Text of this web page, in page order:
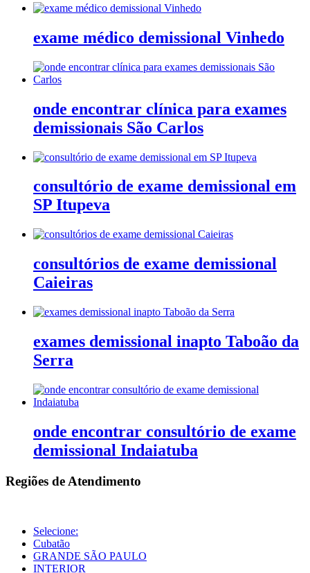
exame médico demissional Vinhedo
onde encontrar clínica para exames
demissionais São Carlos
consultório de exame demissional em
SP Itupeva
consultórios de exame demissional
Caieiras
exames demissional inapto Taboão da
Serra
onde encontrar consultório de exame
demissional Indaiatuba
Regiões de Atendimento
Selecione:
Cubatão
GRANDE SÃO PAULO
INTERIOR